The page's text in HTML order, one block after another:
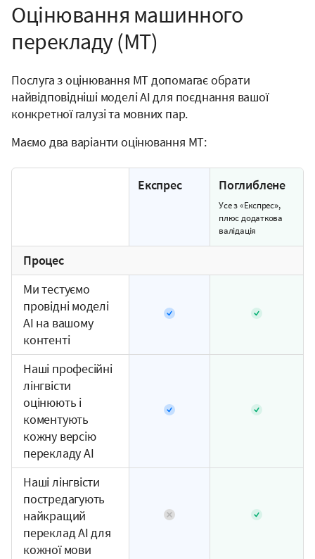
Оцінювання машинного
перекладу (MT)
Послуга з оцінювання MT допомагає обрати
найвідповідніші моделі AI для поєднання вашої
конкретної галузі та мовних пар.
Маємо два варіанти оцінювання MT:
Експрес Поглиблене
Усе з «Експрес»,
плюс додаткова
валідація
Процес
Ми тестуємо
провідні моделі
AI на вашому
контенті
Наші професійні
лінгвісти
оцінюють і
коментують
кожну версію
перекладу AI
Наші лінгвісти
постредагують
найкращий
переклад AI для
кожної мови